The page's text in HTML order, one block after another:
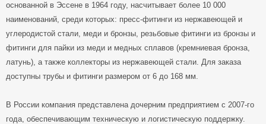
основанной в Эссене в 1964 году, насчитывает более 10 000
наименований, среди которых: пресс-фитинги из нержавеющей и
углеродистой стали, меди и бронзы, резьбовые фитинги из бронзы и
фитинги для пайки из меди и медных сплавов (кремниевая бронза,
латунь), а также коллекторы из нержавеющей стали. Для заказа
доступны трубы и фитинги размером от 6 до 168 мм.
В России компания представлена дочерним предприятием с 2007-го
года, обеспечивающим техническую и логистическую поддержку.